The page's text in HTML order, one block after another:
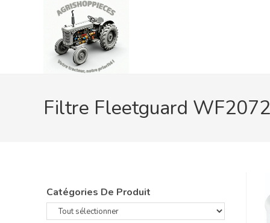
Filtre Fleetguard WF2072
Catégories De Produit